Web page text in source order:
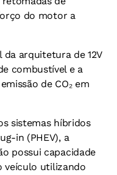
do motor a
arquitetura de 12V
combustível e a
de CO₂ em
sistemas híbridos
in (PHEV), a
possui capacidade
veículo utilizando